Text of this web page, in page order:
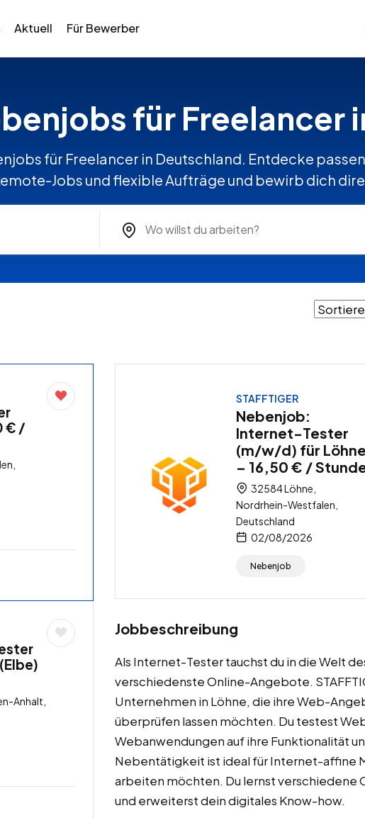
Aktuell Für Bewerber
für Freelancer
für Freelancer in Deutschland. Entdecke
Jobs und flexible Aufträge und bewirb dich
€ /
Anhalt,
STAFFTIGER
Nebenjob:
Internet-Tester
(m/w/d) für Löhne
– 16,50 € /
32584 Löhne,
Nordrhein-Westfalen,
Deutschland
02/08/2026
Nebenjob
Jobbeschreibung
Als Internet-Tester tauchst du in die Welt
verschiedenste Online-Angebote.
Unternehmen in Löhne, die ihre Web-
überprüfen lassen möchten. Du testest
Webanwendungen auf ihre Funktionalität
Nebentätigkeit ist ideal für Internet-affine
arbeiten möchten. Du lernst
und erweiterst dein digitales Know-how.